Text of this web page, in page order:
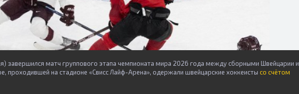
завершился матч группового этапа чемпионата мира 2026 года между сборными Швейцарии и
проходившей на стадионе «Свисс Лайф-Арена», одержали швейцарские хоккеисты со счётом